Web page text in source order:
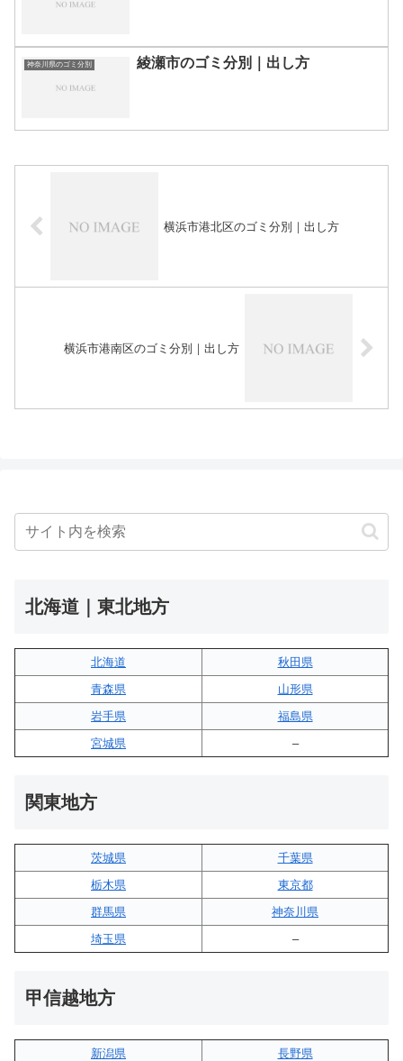
神奈川県のゴミ分別 綾瀬市のゴミ分別｜出し方
横浜市港北区のゴミ分別｜出し方
横浜市港南区のゴミ分別｜出し方
北海道｜東北地方
北海道
秋田県
青森県
山形県
岩手県
福島県
宮城県
–
関東地方
茨城県
千葉県
栃木県
東京都
群馬県
神奈川県
埼玉県
–
甲信越地方
新潟県
長野県